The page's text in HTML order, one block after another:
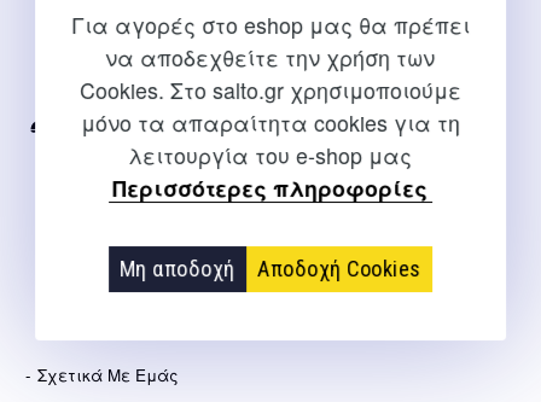
Για αγορές στο eshop μας θα πρέπει
να αποδεχθείτε την χρήση των
Cookies. Στο salto.gr χρησιμοποιούμε
μόνο τα απαραίτητα cookies για τη
λειτουργία του e-shop μας
Περισσότερες πληροφορίες
Μη αποδοχή Αποδοχή Cookies
ΕΠΙΚΟΙΝΩΝΊΑ
Για διευκρινίσεις και υποστήριξη παραγγελιών μέσω του
Internet
2310 267108
info@salto.gr
Σχετικά Με Εμάς